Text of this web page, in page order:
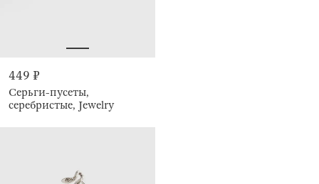
449 ₽
Серьги-пусеты,
серебристые, Jewelry